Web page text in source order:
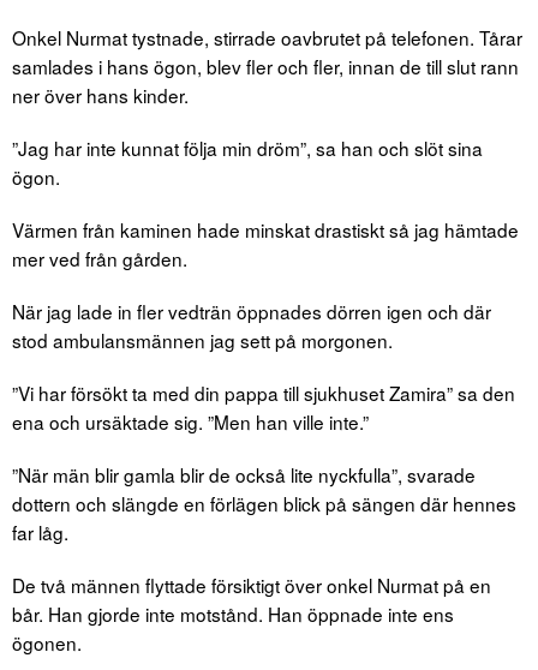
Onkel Nurmat tystnade, stirrade oavbrutet på telefonen. Tårar
samlades i hans ögon, blev fler och fler, innan de till slut rann
ner över hans kinder.
”Jag har inte kunnat följa min dröm”, sa han och slöt sina
ögon.
Värmen från kaminen hade minskat drastiskt så jag hämtade
mer ved från gården.
När jag lade in fler vedträn öppnades dörren igen och där
stod ambulansmännen jag sett på morgonen.
”Vi har försökt ta med din pappa till sjukhuset Zamira” sa den
ena och ursäktade sig. ”Men han ville inte.”
”När män blir gamla blir de också lite nyckfulla”, svarade
dottern och slängde en förlägen blick på sängen där hennes
far låg.
De två männen flyttade försiktigt över onkel Nurmat på en
bår. Han gjorde inte motstånd. Han öppnade inte ens
ögonen.